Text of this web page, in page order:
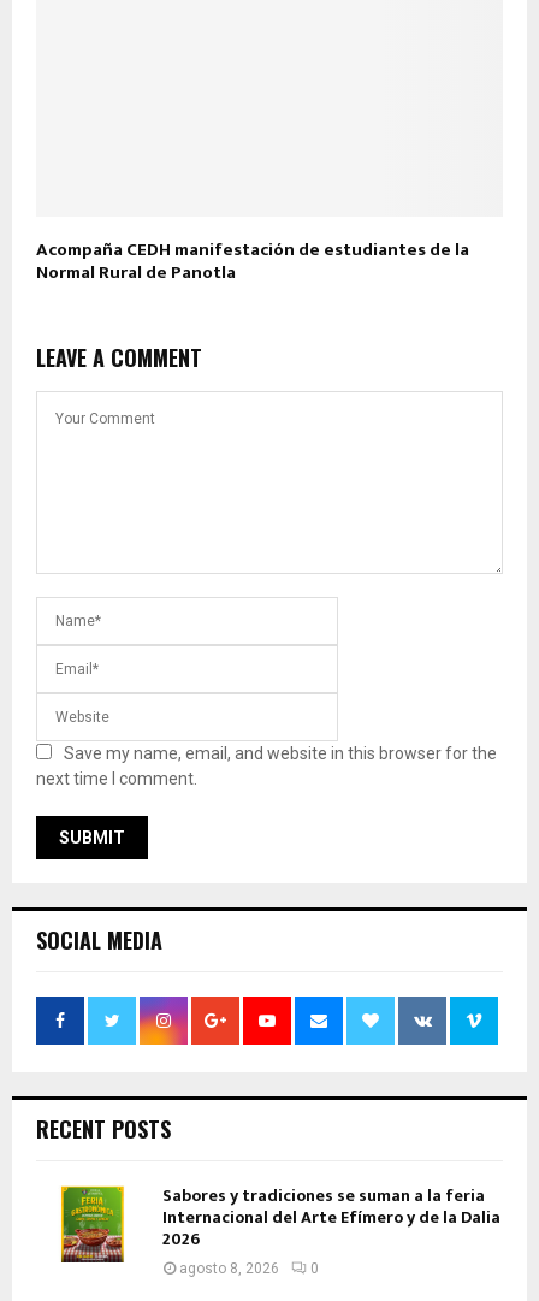
Acompaña CEDH manifestación de estudiantes de la
Normal Rural de Panotla
LEAVE A COMMENT
Save my name, email, and website in this browser for the
next time I comment.
SOCIAL MEDIA
RECENT POSTS
Sabores y tradiciones se suman a la feria
Internacional del Arte Efímero y de la Dalia
2026
agosto 8, 2026 0